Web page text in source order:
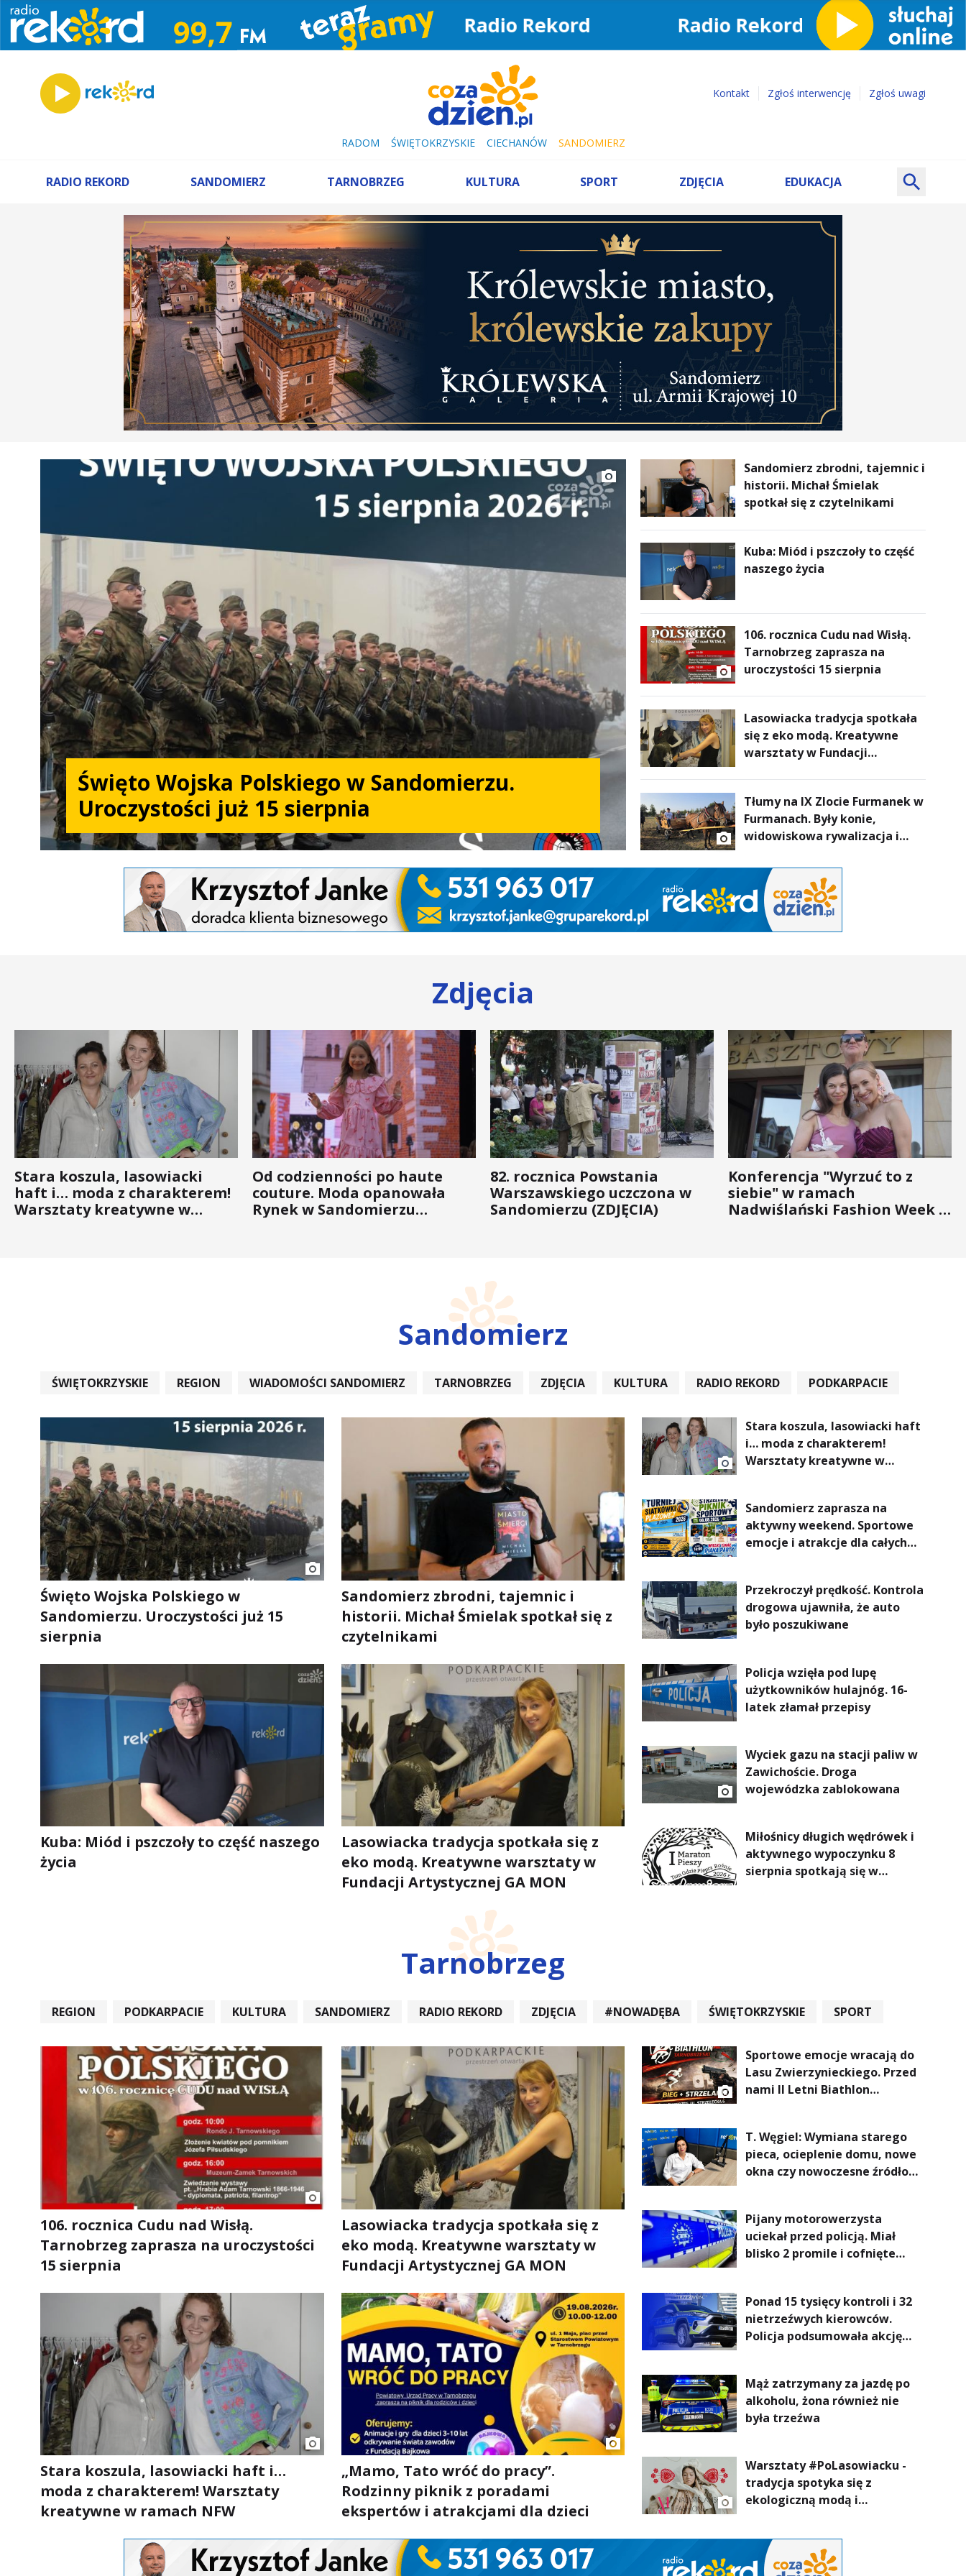
Radio Rekord
Kontakt Zgłoś interwencję Zgłoś uwagi
RADOM ŚWIĘTOKRZYSKIE CIECHANÓW SANDOMIERZ
RADIO REKORD SANDOMIERZ TARNOBRZEG KULTURA SPORT ZDJĘCIA EDUKACJA
Święto Wojska Polskiego w Sandomierzu.
Uroczystości już 15 sierpnia
Sandomierz zbrodni, tajemnic i
historii. Michał Śmielak
spotkał się z czytelnikami
Kuba: Miód i pszczoły to część
naszego życia
106. rocznica Cudu nad Wisłą.
Tarnobrzeg zaprasza na
uroczystości 15 sierpnia
Lasowiacka tradycja spotkała
się z eko modą. Kreatywne
warsztaty w Fundacji
Tłumy na IX Zlocie Furmanek w
Furmanach. Były konie,
widowiskowa rywalizacja i
Zdjęcia
Stara koszula, lasowiacki
haft i… moda z charakterem!
Warsztaty kreatywne w
Od codzienności po haute
couture. Moda opanowała
Rynek w Sandomierzu
82. rocznica Powstania
Warszawskiego uczczona w
Sandomierzu (ZDJĘCIA)
Konferencja "Wyrzuć to z
siebie" w ramach
Nadwiślański Fashion Week -
Sandomierz
ŚWIĘTOKRZYSKIE REGION WIADOMOŚCI SANDOMIERZ TARNOBRZEG ZDJĘCIA KULTURA RADIO REKORD
PODKARPACIE
Święto Wojska Polskiego w
Sandomierzu. Uroczystości już 15
sierpnia
Sandomierz zbrodni, tajemnic i
historii. Michał Śmielak spotkał się z
czytelnikami
Kuba: Miód i pszczoły to część naszego
życia
Lasowiacka tradycja spotkała się z
eko modą. Kreatywne warsztaty w
Fundacji Artystycznej GA MON
Stara koszula, lasowiacki haft
i… moda z charakterem!
Warsztaty kreatywne w
Sandomierz zaprasza na
aktywny weekend. Sportowe
emocje i atrakcje dla całych
Przekroczył prędkość. Kontrola
drogowa ujawniła, że auto
było poszukiwane
Policja wzięła pod lupę
użytkowników hulajnóg. 16-
latek złamał przepisy
Wyciek gazu na stacji paliw w
Zawichoście. Droga
wojewódzka zablokowana
Miłośnicy długich wędrówek i
aktywnego wypoczynku 8
sierpnia spotkają się w
Tarnobrzeg
REGION PODKARPACIE KULTURA SANDOMIERZ RADIO REKORD ZDJĘCIA #NOWADĘBA ŚWIĘTOKRZYSKIE
SPORT
106. rocznica Cudu nad Wisłą.
Tarnobrzeg zaprasza na uroczystości
15 sierpnia
Lasowiacka tradycja spotkała się z
eko modą. Kreatywne warsztaty w
Fundacji Artystycznej GA MON
Stara koszula, lasowiacki haft i…
moda z charakterem! Warsztaty
kreatywne w ramach NFW
„Mamo, Tato wróć do pracy”.
Rodzinny piknik z poradami
ekspertów i atrakcjami dla dzieci
Sportowe emocje wracają do
Lasu Zwierzynieckiego. Przed
nami II Letni Biathlon
T. Węgiel: Wymiana starego
pieca, ocieplenie domu, nowe
okna czy nowoczesne źródło
komfort życia i... czystsze
powietrze
Pijany motorowerzysta
uciekał przed policją. Miał
blisko 2 promile i cofnięte
Ponad 15 tysięcy kontroli i 32
nietrzeźwych kierowców.
Policja podsumowała akcję
Mąż zatrzymany za jazdę po
alkoholu, żona również nie
była trzeźwa
Warsztaty #PoLasowiacku -
tradycja spotyka się z
ekologiczną modą i